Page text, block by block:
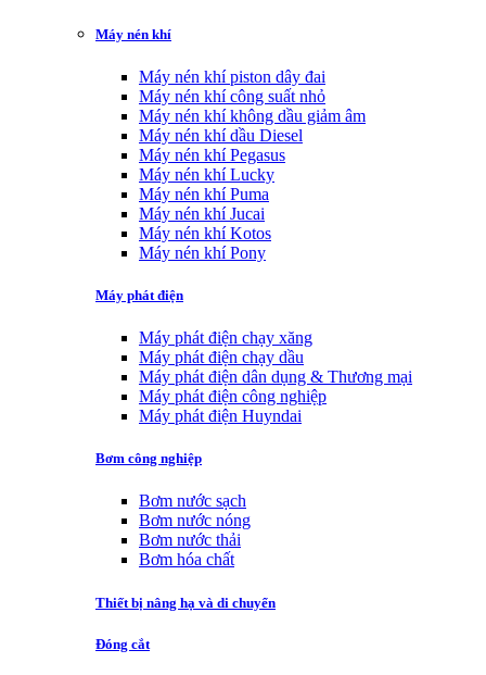
Máy nén khí
Máy nén khí piston dây đai
Máy nén khí công suất nhỏ
Máy nén khí không dầu giảm âm
Máy nén khí dầu Diesel
Máy nén khí Pegasus
Máy nén khí Lucky
Máy nén khí Puma
Máy nén khí Jucai
Máy nén khí Kotos
Máy nén khí Pony
Máy phát điện
Máy phát điện chạy xăng
Máy phát điện chạy dầu
Máy phát điện dân dụng & Thương mại
Máy phát điện công nghiệp
Máy phát điện Huyndai
Bơm công nghiệp
Bơm nước sạch
Bơm nước nóng
Bơm nước thải
Bơm hóa chất
Thiết bị nâng hạ và di chuyển
Đóng cắt